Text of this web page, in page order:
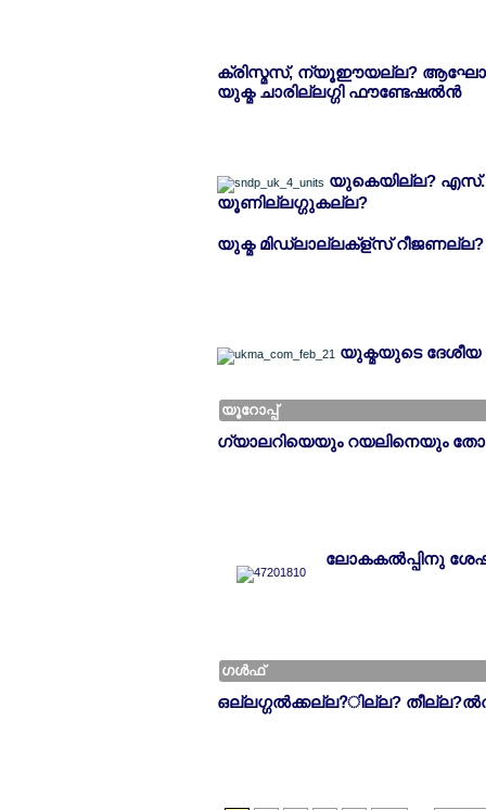
ക്രിസ്മസ്, ന്യൂഈയല്ല?
യുക്മ ചാരില്ലഗ്ഗി ഫൗണ്ടേഷല്‍ന്‍
യുകെയില്ല?
യൂണില്ലഗ്ഗുകല്ല?
യുക്മ മിഡ്ലാല്ലക്ള്സ് റീജണല്ല?
യുക്മയുടെ ദേശീയ
യൂറോപ്പ്
ഗ്യാലറിയെയും റയലിനെയും
ലോകകല്‍പ്പിനു
ഗള്‍ഫ്
ഒല്ലഗ്ഗല്‍ക്കല്ല?ില്ല?